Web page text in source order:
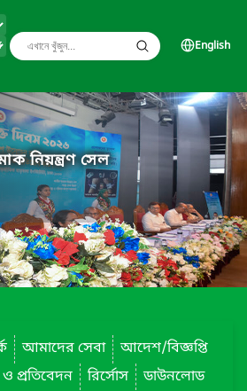
English
নিয়ন্ত্রণ সেল
আমাদের সেবা
আদেশ/বিজ্ঞপ্তি
ও প্রতিবেদন রির্সোস
ডাউনলোড